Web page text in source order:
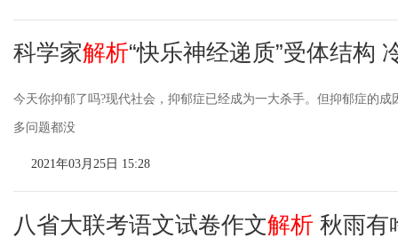
科学家解析“快乐神经递质”受体结构
今天你抑郁了吗?现代社会，抑郁症已经成为一大杀手。但抑郁症的
多问题都没
2021年03月25日 15:28
八省大联考语文试卷作文解析 秋雨有